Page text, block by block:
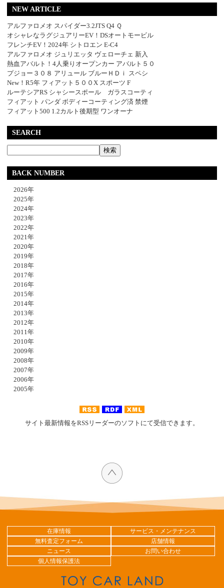
NEW ARTICLE
アルファロメオ スパイダー3.2JTS Q4 Ｑ
オシャレなラグジュアリーEV！DSオートモービル
フレンチEV！2024年 シトロエン E-C4
アルファロメオ ジュリエッタ ヴェローチェ 新入
熱血アバルト！4人乗りオープンカー アバルト５０
プジョー３０８ アリュール ブルーＨＤｉ スペシ
New！R5年 フィアット５００X スポーツ F
ルーテシアRS シャシースポール ガラスコーティ
フィアット パンダ ボディーコーティング済 禁煙
フィアット500 1.2カルト後期型 ワンオーナ
SEARCH
BACK NUMBER
2026年
2025年
2024年
2023年
2022年
2021年
2020年
2019年
2018年
2017年
2016年
2015年
2014年
2013年
2012年
2011年
2010年
2009年
2008年
2007年
2006年
2005年
サイト最新情報をRSSリーダーのソフトにて受信できます。
在庫情報
サービス・メンテナンス
無料査定フォーム
店舗情報
ニュース
お問い合わせ
個人情報保護法